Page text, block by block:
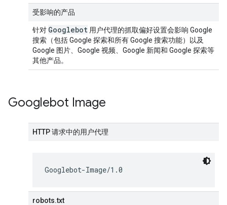
受影响的产品
针对 Googlebot 用户代理的抓取偏好设置会影响 Google
搜索（包括 Google 探索和所有 Google 搜索功能）以及
Google 图片、Google 视频、Google 新闻和 Google 探索等
其他产品。
Googlebot Image
HTTP 请求中的用户代理
Googlebot-Image/1.0
robots.txt